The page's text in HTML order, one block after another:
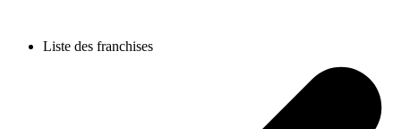
Liste des franchises